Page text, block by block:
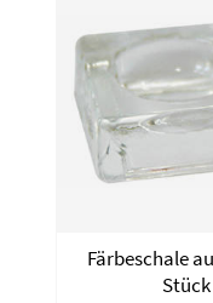
Färbeschale
Stück